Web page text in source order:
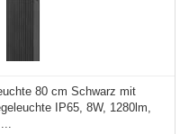
80 cm Schwarz mit
IP65, 8W, 1280lm,